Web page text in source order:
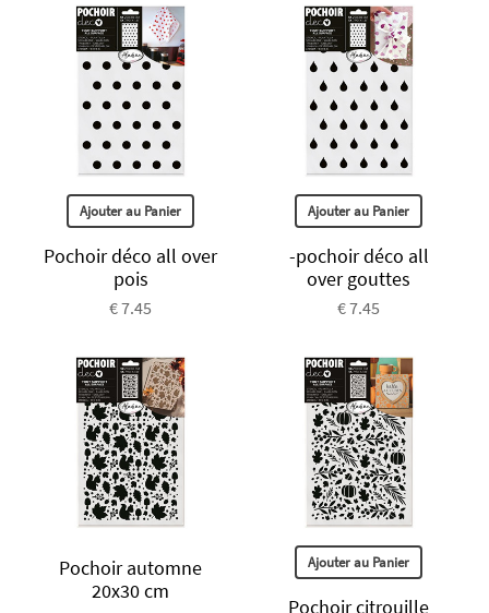
Ajouter au Panier
Pochoir déco all over
pois
€ 7.45
Ajouter au Panier
-pochoir déco all
over gouttes
€ 7.45
Pochoir automne
20x30 cm
Ajouter au Panier
Pochoir citrouille